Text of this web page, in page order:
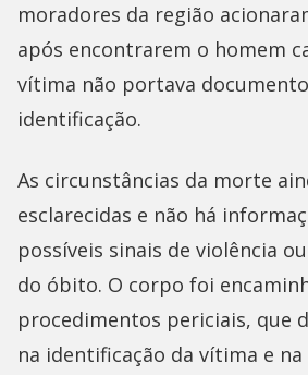
moradores da região
após encontrarem o homem
vítima não portava
identificação.
As circunstâncias da morte
esclarecidas e não há
possíveis sinais de violência
do óbito. O corpo foi
procedimentos periciais, que
na identificação da vítima e